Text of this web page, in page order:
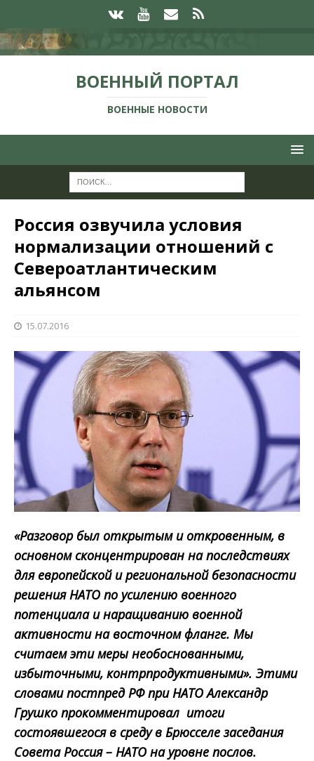
ВОЕННЫЙ ПОРТАЛ
ВОЕННЫЕ НОВОСТИ
Россия озвучила условия
нормализации отношений с
Североатлантическим
альянсом
15.07.2016
«Разговор был открытым и откровенным, в
основном сконцентрирован на последствиях
для европейской и региональной безопасности
решения НАТО по усилению военного
потенциала и наращиванию военной
активности на восточном фланге. Мы
считаем эти меры необоснованными,
избыточными, контрпродуктивными». Этими
словами постпред РФ при НАТО Александр
Грушко прокомментировал итоги
состоявшегося в среду в Брюсселе заседания
Совета Россия – НАТО на уровне послов.